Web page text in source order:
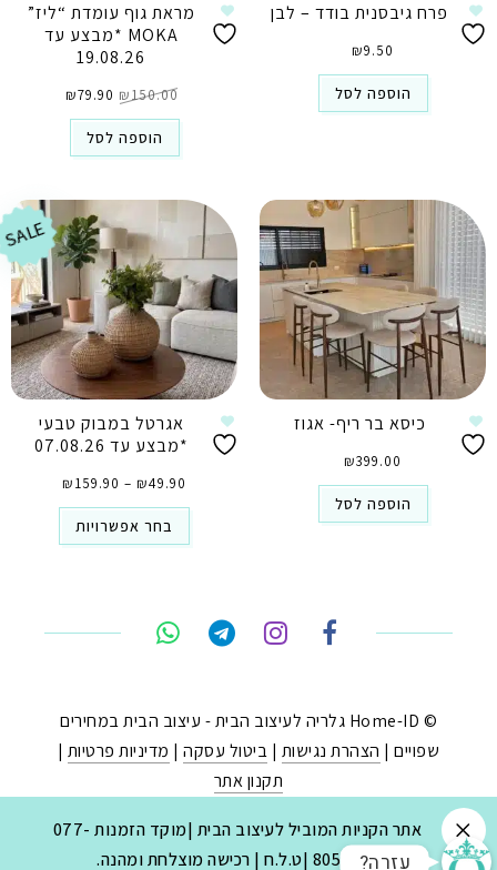
אתר הקניות המוביל לעיצוב הבית |מוקד הזמנות 077-
8053030 |ט.ל.ח | רכישה מוצלחת ומהנה.
מראת גוף עומדת “ליז”
MOKA *מבצע עד
19.08.26
₪150.00 המקורי
היה:
₪150.00.
₪79.90 הנוכחי
הוא:
הוספה לסל
פרח גיבסנית בודד – לבן
₪9.50
הוספה לסל
SALE
אגרטל במבוק טבעי
*מבצע עד 07.08.26
₪49.90
–
₪159.90 מחירים:
עד
בחר אפשרויות
כיסא בר ריף- אגוז
₪399.00
הוספה לסל
© Home-ID גלריה לעיצוב הבית - עיצוב הבית במחירים
שפויים | הצהרת נגישות | ביטול עסקה| מדיניות פרטיות |
תקנון אתר
?עזרה